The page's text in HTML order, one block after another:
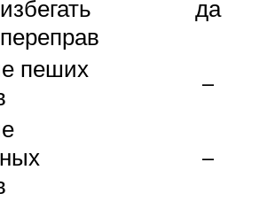
да
пеших
–
–